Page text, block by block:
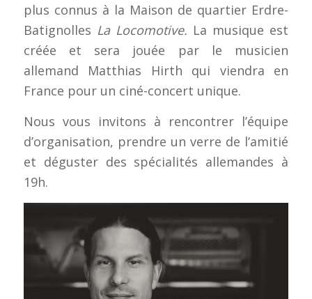
plus connus à la Maison de quartier Erdre-
Batignolles La Locomotive. La musique est
créée et sera jouée par le musicien
allemand Matthias Hirth qui viendra en
France pour un ciné-concert unique.
Nous vous invitons à rencontrer l’équipe
d’organisation, prendre un verre de l’amitié
et déguster des spécialités allemandes à
19h.